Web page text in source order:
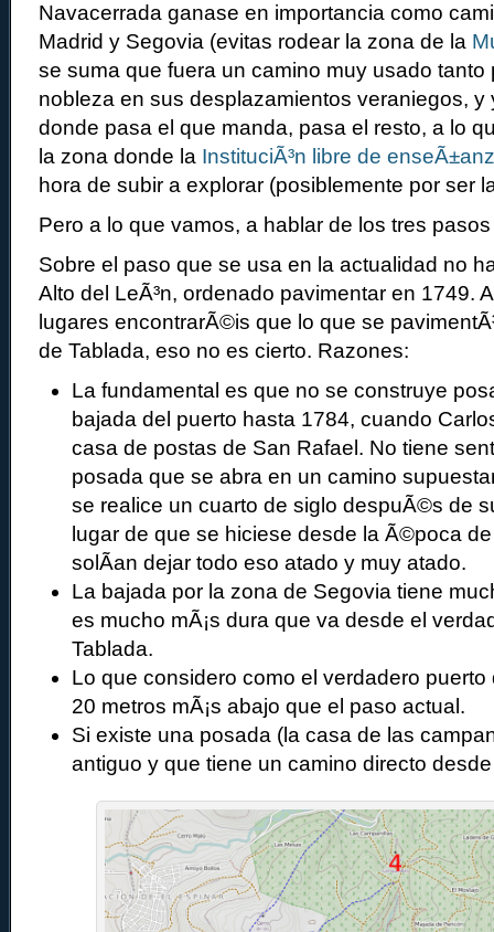
Navacerrada ganase en importancia como
Madrid y Segovia (evitas rodear la zona de la
se suma que fuera un camino muy usado tanto
nobleza en sus desplazamientos veraniegos, y
donde pasa el que manda, pasa el resto, a lo
la zona donde la InstituciÃ³n libre de
hora de subir a explorar (posiblemente por ser
Pero a lo que vamos, a hablar de los tres
Sobre el paso que se usa en la actualidad no
Alto del LeÃ³n, ordenado pavimentar en 1749.
lugares encontrarÃ©is que lo que se
de Tablada, eso no es cierto. Razones:
La fundamental es que no se construye
bajada del puerto hasta 1784, cuando
casa de postas de San Rafael. No tiene
posada que se abra en un camino
se realice un cuarto de siglo despuÃ©s de
lugar de que se hiciese desde la Ã©poca
solÃ­an dejar todo eso atado y muy atado.
La bajada por la zona de Segovia tiene
es mucho mÃ¡s dura que va desde el
Tablada.
Lo que considero como el verdadero puerto
20 metros mÃ¡s abajo que el paso actual.
Si existe una posada (la casa de las
antiguo y que tiene un camino directo